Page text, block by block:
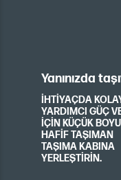
Yanınızda
İHTIYAÇDA
YARDIMCI GÜÇ
IÇIN KÜÇÜK
HAFIF TAŞIMAN
TAŞIMA KABINA
YERLEŞTIRIN.